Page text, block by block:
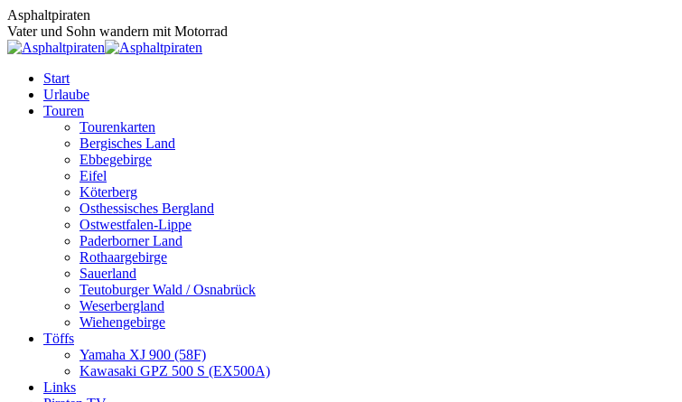
Zum
Inhalt
springen
Asphaltpiraten
Vater und Sohn wandern mit Motorrad
Start
Urlaube
Touren
Tourenkarten
Bergisches Land
Ebbegebirge
Eifel
Köterberg
Osthessisches Bergland
Ostwestfalen-Lippe
Paderborner Land
Rothaargebirge
Sauerland
Teutoburger Wald / Osnabrück
Weserbergland
Wiehengebirge
Töffs
Yamaha XJ 900 (58F)
Kawasaki GPZ 500 S (EX500A)
Links